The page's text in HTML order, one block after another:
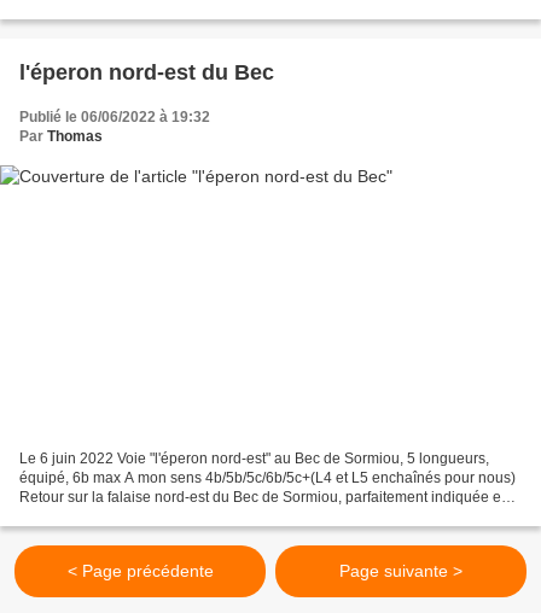
l'éperon nord-est du Bec
Publié le 06/06/2022 à 19:32
Par Thomas
Le 6 juin 2022 Voie "l'éperon nord-est" au Bec de Sormiou, 5 longueurs,
équipé, 6b max A mon sens 4b/5b/5c/6b/5c+(L4 et L5 enchaînés pour nous)
Retour sur la falaise nord-est du Bec de Sormiou, parfaitement indiquée en
< Page précédente Page suivante >